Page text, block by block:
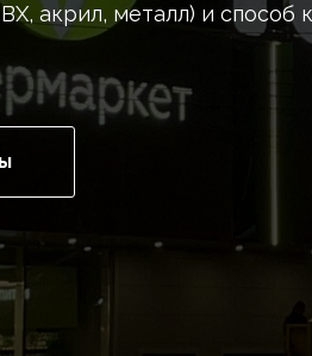
акрил, металл) и способ